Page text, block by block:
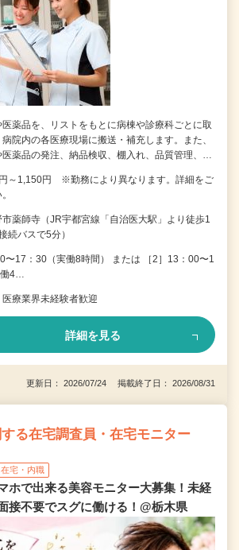
薬品を、リストをもとに病棟や診療科ごとに取
病院内の各医療現場に搬送・補充します。また、
薬品の発注、納品検収、棚入れ、品質管理、…
～1,150円 ※勤務により異なります。詳細をご
薬師寺（JR宇都宮線「自治医大駅」より徒歩1
続バスで5分）
〜17：30（実働8時間） または ［2］13：00〜1
4…
療業界未経験者歓迎
詳細を見る
更新日： 2026/07/24 掲載終了日： 2026/08/31
る在宅調査員・在宅モニター
在宅・内職
ホで出来る美容モニター大募集！未経
接不要でスグに働ける！@栃木県